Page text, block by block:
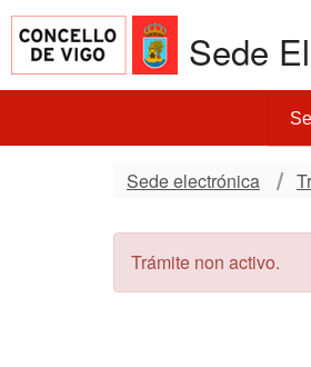
Sede
Sede electrónica
Trámite non activo.